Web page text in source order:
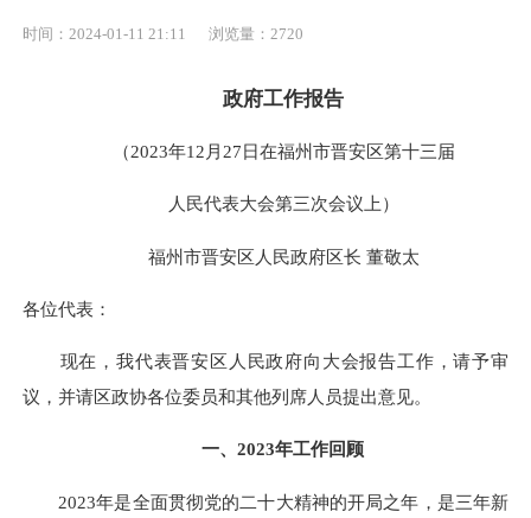
时间：2024-01-11 21:11 浏览量：2720
政府工作报告
（2023年12月27日在福州市晋安区第十三届
人民代表大会第三次会议上）
福州市晋安区人民政府区长 董敬太
各位代表：
现在，我代表晋安区人民政府向大会报告工作，请予审
议，并请区政协各位委员和其他列席人员提出意见。
一、2023年工作回顾
2023年是全面贯彻党的二十大精神的开局之年，是三年新